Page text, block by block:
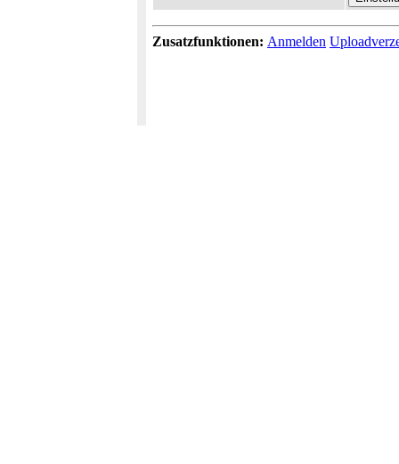
Zusatzfunktionen: Anmelden